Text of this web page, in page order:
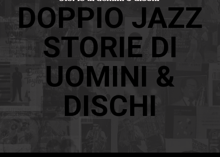
DOPPIO JAZZ
STORIE DI
UOMINI &
DISCHI